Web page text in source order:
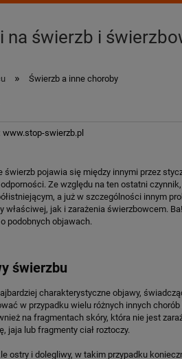
na świerzb i
» Świerzb a inne choroby
www.stop-swierzb.pl
pojawia się między innymi przez
Ze względu na ten ostatni
a już w szczególności innym
właściwej, jak i zarażenia świerzbowcem.
podobnych objawach.
świerzbu
charakterystyczne objawy,
w przypadku wielu różnych innych
na fragmentach skóry, która nie jest
jaja lub fragmenty ciał roztoczy.
ostry i dolegliwy, w takim przypadku